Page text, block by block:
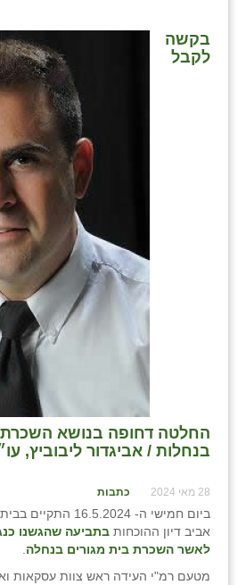
בקשה
לקבל
החלטה דחופה בנושא
בנחלות / אביגדור ליבוביץ,
28 מאי 2024 כתבות
ביום חמישי ה-
אביב דיון ההוכחות בתביעה שהגשנו
לאשר השכרת בית מגורים בנחלה
מטעם רמ"י העידה ראש צוות עסקאות